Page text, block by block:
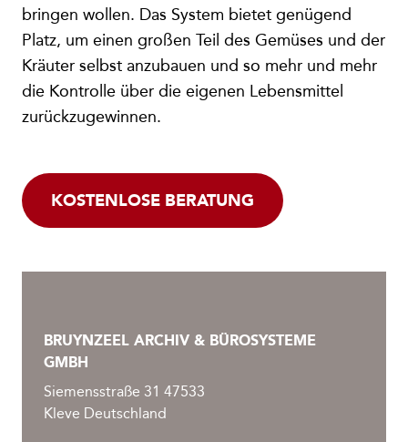
bringen wollen. Das System bietet genügend
Platz, um einen großen Teil des Gemüses und der
Kräuter selbst anzubauen und so mehr und mehr
die Kontrolle über die eigenen Lebensmittel
zurückzugewinnen.
KOSTENLOSE BERATUNG
BRUYNZEEL ARCHIV & BÜROSYSTEME
GMBH
Siemensstraße 31 47533
Kleve Deutschland